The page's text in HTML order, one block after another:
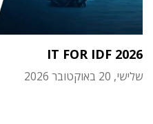
IT FOR IDF 2026
שלישי, 20 באוקטובר 2026